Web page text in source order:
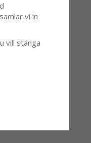
vi in
vill stänga